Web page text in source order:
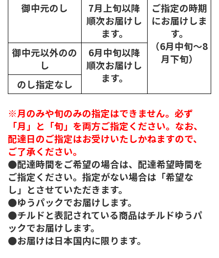
御中元のし
7月上旬以降
順次お届けし
ます。
ご指定の時期
にお届けしま
す。
（6月中旬～8
月下旬）
御中元以外のの
し
6月中旬以降
順次お届けし
ます。
のし指定なし
※月のみや旬のみの指定はできません。必ず
「月」と「旬」を両方ご指定ください。なお、
配達日のご指定はお受けいたしかねますので、
ご了承ください。
●配達時間をご希望の場合は、配達希望時間を
ご指定ください。指定がない場合は「希望な
し」とさせていただきます。
●ゆうパックでお届けします。
●チルドと表記されている商品はチルドゆうパ
ックでお届けします。
●お届けは日本国内に限ります。